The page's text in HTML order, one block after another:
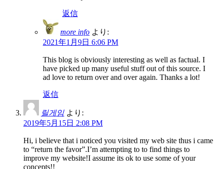
返信
more info より:
2021年1月9日 6:06 PM
This blog is obviously interesting as well as factual. I
have picked up many useful stuff out of this source. I
ad love to return over and over again. Thanks a lot!
返信
릴게임 より:
2019年5月15日 2:08 PM
Hi, i believe that i noticed you visited my web site thus i came
to “return the favor”.I’m attempting to to find things to
improve my website!I assume its ok to use some of your
concepts!!